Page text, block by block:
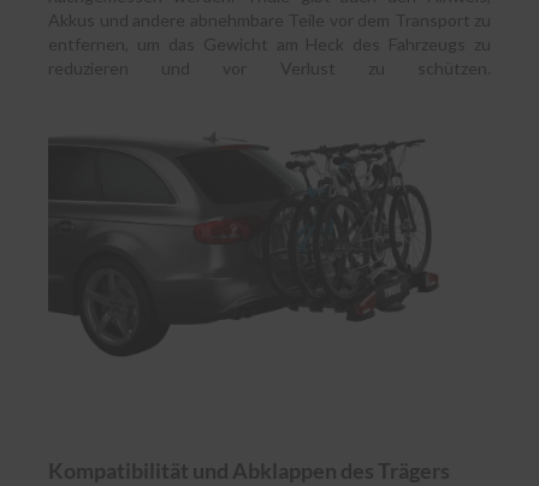
Akkus und andere abnehmbare Teile vor dem Transport zu
entfernen, um das Gewicht am Heck des Fahrzeugs zu
reduzieren und vor Verlust zu schützen.
Kompatibilität und Abklappen des Trägers